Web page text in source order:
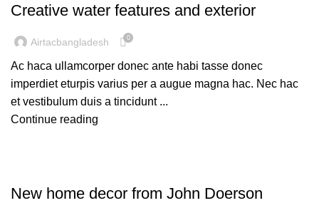
Creative water features and exterior
Airtacbangladesh 0
Ac haca ullamcorper donec ante habi tasse donec
imperdiet eturpis varius per a augue magna hac. Nec hac
et vestibulum duis a tincidunt ...
Continue reading
New home decor from John Doerson